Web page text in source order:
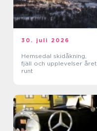
30. juli 2026
Hemsedal skidåkning,
fjäll och upplevelser året
runt